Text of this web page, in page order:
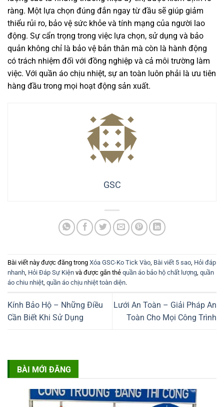
ràng. Một lựa chọn đúng đắn ngay từ đầu sẽ giúp giảm
thiểu rủi ro, bảo vệ sức khỏe và tính mạng của người lao
động. Sự cẩn trọng trong việc lựa chọn, sử dụng và bảo
quản không chỉ là bảo vệ bản thân mà còn là hành động
có trách nhiệm đối với đồng nghiệp và cả môi trường làm
việc. Với quần áo chịu nhiệt, sự an toàn luôn phải là ưu tiên
hàng đầu trong mọi hoạt động sản xuất.
GSC
Bài viết này được đăng trong Xóa GSC-Ko Tick Vào, Bài viết 5 sao, Hỏi đáp
nhanh, Hỏi Đáp Sự Kiện và được gắn thẻ quần áo bảo hộ chất lượng, quần
áo chiu nhiệt, quần áo chịu nhiệt toàn diện.
Kính Bảo Hộ – Những Điều
Cần Biết Khi Sử Dụng
Lưới An Toàn – Giải Pháp An
Toàn Cho Mọi Công Trình
BÀI MỚI ĐĂNG